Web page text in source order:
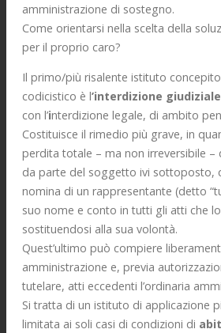
amministrazione di sostegno.
Come orientarsi nella scelta della
per il proprio caro?
Il primo/più risalente istituto
codicistico è l’interdizione giudiziale
con l’interdizione legale, di ambito
Costituisce il rimedio più grave, in
perdita totale – ma non irreversibile –
da parte del soggetto ivi sottoposto,
nomina di un rappresentante (detto
suo nome e conto in tutti gli atti che
sostituendosi alla sua volontà.
Quest’ultimo può compiere
amministrazione e, previa
tutelare, atti eccedenti l’ordinaria
Si tratta di un istituto di applicazione
limitata ai soli casi di condizioni di